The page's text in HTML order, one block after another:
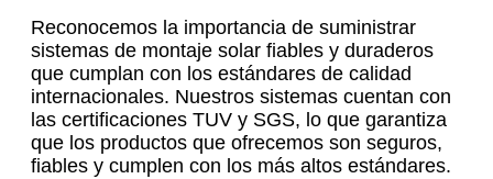
Reconocemos la importancia de suministrar
sistemas de montaje solar fiables y duraderos
que cumplan con los estándares de calidad
internacionales. Nuestros sistemas cuentan con
las certificaciones TUV y SGS, lo que garantiza
que los productos que ofrecemos son seguros,
fiables y cumplen con los más altos estándares.